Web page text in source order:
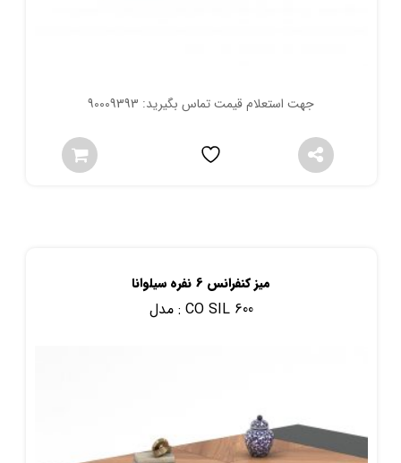
جهت استعلام قیمت تماس بگیرید: 90009393
میز کنفرانس 6 نفره سیلوانا
مدل : CO SIL 600